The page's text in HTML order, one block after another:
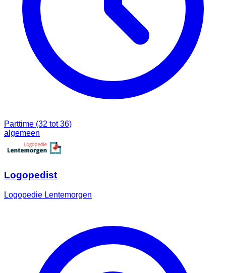
Parttime (32 tot 36)
algemeen
Logopedist
Logopedie Lentemorgen